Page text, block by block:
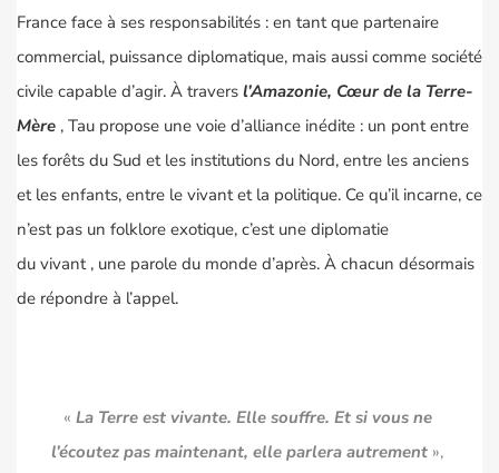
France face à ses responsabilités : en tant que partenaire
commercial, puissance diplomatique, mais aussi comme société
civile capable d’agir. À travers l’Amazonie, Cœur de la Terre-
Mère , Tau propose une voie d’alliance inédite : un pont entre
les forêts du Sud et les institutions du Nord, entre les anciens
et les enfants, entre le vivant et la politique. Ce qu’il incarne, ce
n’est pas un folklore exotique, c’est une diplomatie
du vivant , une parole du monde d’après. À chacun désormais
de répondre à l’appel.
« La Terre est vivante. Elle souffre. Et si vous ne
l’écoutez pas maintenant, elle parlera autrement »,